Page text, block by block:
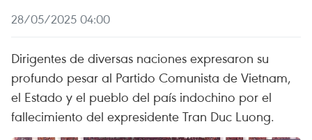
28/05/2025 04:00
Dirigentes de diversas naciones expresaron su
profundo pesar al Partido Comunista de Vietnam,
el Estado y el pueblo del país indochino por el
fallecimiento del expresidente Tran Duc Luong.